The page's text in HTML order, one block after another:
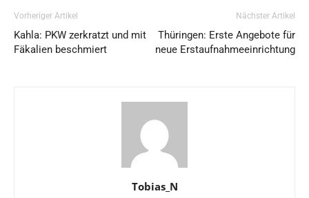
Vorheriger Artikel
Kahla: PKW zerkratzt und mit
Fäkalien beschmiert
Nächster Artikel
Thüringen: Erste Angebote für
neue Erstaufnahmeeinrichtung
Tobias_N